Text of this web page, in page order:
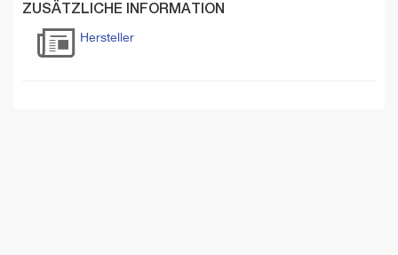
ZUSÄTZLICHE INFORMATION
Hersteller